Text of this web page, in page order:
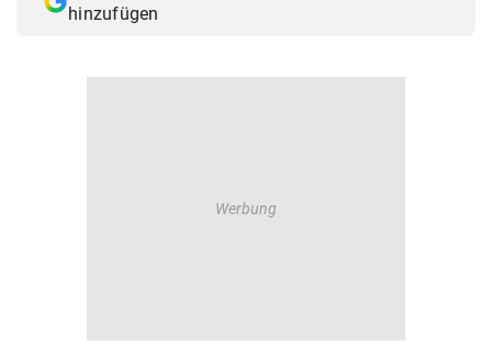
hinzufügen